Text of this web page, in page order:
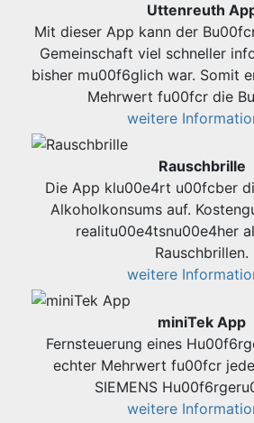
Uttenreuth
Mit dieser App kann der
Gemeinschaft viel schneller
bisher mu00f6glich war. Somit
Mehrwert fu00fcr die
weitere
Rauschbrille
Die App klu00e4rt u00fcber
Alkoholkonsums auf.
realitu00e4tsnu00e4her
Rauschbrillen.
weitere
miniTek App
Fernsteuerung eines
echter Mehrwert fu00fcr
SIEMENS
weitere